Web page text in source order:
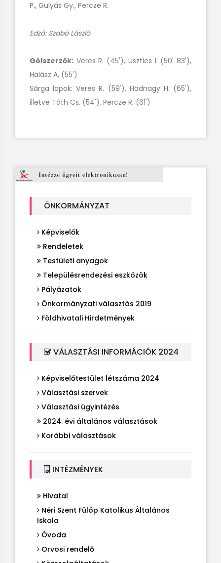
ÖNKORMÁNYZAT
Képviselők
Rendeletek
Testületi anyagok
Településrendezési eszközök
Pályázatok
Önkormányzati választás 2019
Földhivatali Hirdetmények
VÁLASZTÁSI INFORMÁCIÓK 2024
Képviselőtestület létszáma 2024
Választási szervek
Választási ügyintézés
2024. évi általános választások
Korábbi választások
INTÉZMÉNYEK
Hivatal
Néri Szent Fülöp Katolikus Általános
Iskola
Óvoda
Orvosi rendelő
P., Gulyás Gy., Percze R.
Edző: Szabó László
Gólszerzők: Veres R. (45'), Usztics I. (50' 83'),
Halász A. (55')
Sárga lapok: Veres R. (59'), Hadnagy H. (65'),
illetve Tóth Cs. (54'), Percze R. (61')